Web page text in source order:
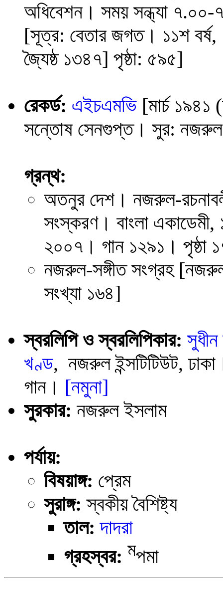
অধিবেশন। সময় সন্ধ্যা ৭.০০-
[সূত্র: বেতার জগত। ১১শ
জ্যৈষ্ঠ ১৩৪৭] পৃষ্ঠা: ৫৯৫]
রেকর্ড: এইচএমভি [মার্চ
সন্তোষ সেনগুপ্ত। সুর:
গ্রন্থ:
অতনুর দেশ। নজরুল-
সংস্করণ। বাংলা
২০০৭। গান ১২৯১। পৃষ্ঠা
নজরুল-সঙ্গীত সংগ্রহ
সংখ্যা ১৬৪]
স্বরলিপি ও স্বরলিপিকার:
খণ্ড, নজরুল ইন্সটিটিউট,
গান। [নমুনা]
সুরকার: নজরুল ইসলাম
পর্যায়:
বিষয়াঙ্গ: প্রেম
সুরাঙ্গ:স্বকীয় বৈশিষ্ট্য
তাল:দাদরা
গ্রহস্বর: মপমা